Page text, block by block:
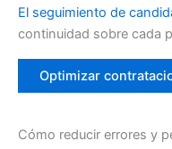
El seguimiento de
continuidad sobre cada
Optimizar
Cómo reducir errores y